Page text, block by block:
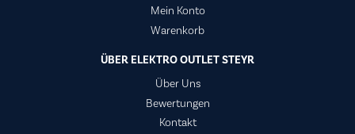
Mein Konto
Warenkorb
ÜBER ELEKTRO OUTLET STEYR
Über Uns
Bewertungen
Kontakt